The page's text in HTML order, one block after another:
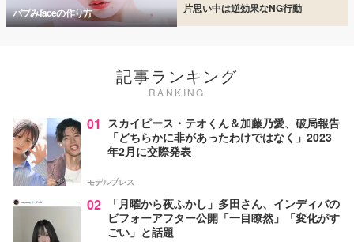
バブみfaceの作り方 片思い中は逆効果なNG行動
記事ランキング
RANKING
01 スカイピース・テオくん＆加藤乃愛、破局報告
「どちらかに非があったわけではなく」2023
年2月に交際発表
モデルプレス
02
「月曜から夜ふかし」多田さん、インディバの
ビフォーアフター公開「一目瞭然」「変化がす
ごい」と話題